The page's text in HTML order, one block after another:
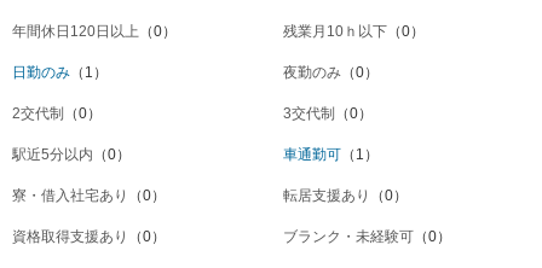
年間休日120日以上 （0） 残業月10ｈ以下 （0）
日勤のみ （1） 夜勤のみ （0）
2交代制 （0） 3交代制 （0）
駅近5分以内 （0） 車通勤可 （1）
寮・借入社宅あり （0） 転居支援あり （0）
資格取得支援あり （0） ブランク・未経験可 （0）